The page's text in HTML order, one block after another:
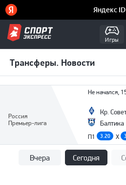
Игры
Трансферы. Новости
Россия
Премьер-лига
Не начался,
Кр.
Балтика
П1 3.20 X
Вчера Сегодня